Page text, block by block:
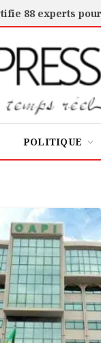
POLITIQUE